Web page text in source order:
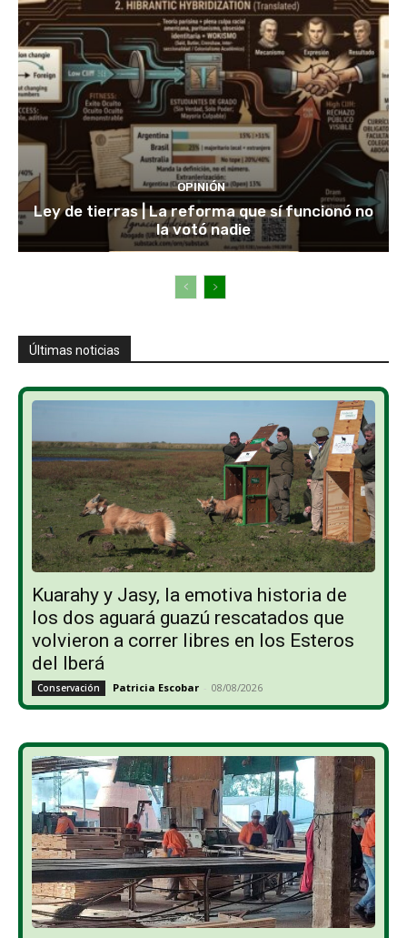
OPINIÓN
Ley de tierras | La reforma que sí funcionó no
la votó nadie
Últimas noticias
Kuarahy y Jasy, la emotiva historia de
los dos aguará guazú rescatados que
volvieron a correr libres en los Esteros
del Iberá
Conservación Patricia Escobar - 08/08/2026